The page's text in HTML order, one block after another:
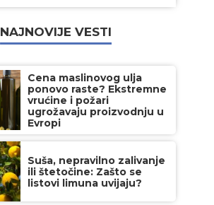
NAJNOVIJE VESTI
Cena maslinovog ulja
ponovo raste? Ekstremne
vrućine i požari
ugrožavaju proizvodnju u
Evropi
Suša, nepravilno zalivanje
ili štetočine: Zašto se
listovi limuna uvijaju?